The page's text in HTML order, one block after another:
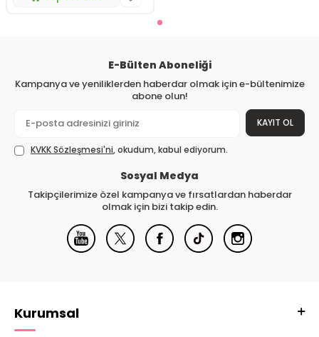
E-Bülten Aboneliği
Kampanya ve yeniliklerden haberdar olmak için e-bültenimize
abone olun!
KAYIT OL
KVKK Sözleşmesi'ni, okudum, kabul ediyorum.
Sosyal Medya
Takipçilerimize özel kampanya ve fırsatlardan haberdar
olmak için bizi takip edin.
Kurumsal